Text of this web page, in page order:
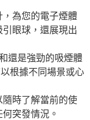
為您的電子煙體
眼球，還展現出
還是強勁的吸煙體
根據不同場景或心
時了解當前的使
突發情況。